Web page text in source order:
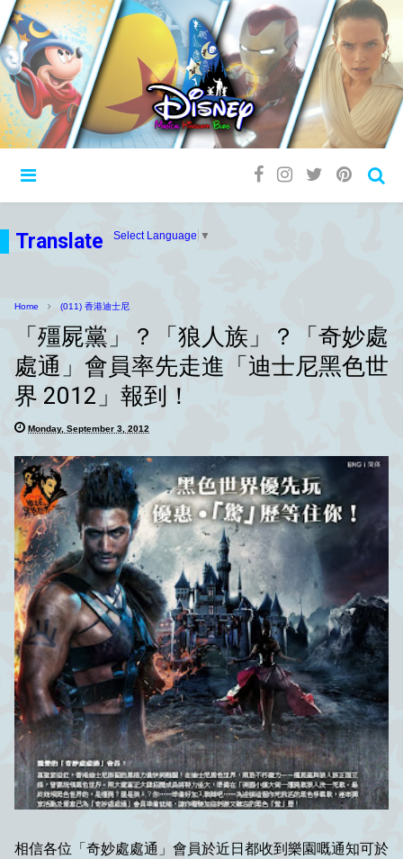
Translate Select Language ▼
Home (011) 香港迪士尼
「殭屍黨」？「狼人族」？「奇妙處
處通」會員率先走進「迪士尼黑色世
界 2012」報到！
Monday, September 3, 2012
相信各位「奇妙處處通」會員於近日都收到樂園嘅通知可於